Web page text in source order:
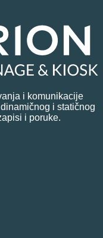
i komunikacije
i statičnog
i poruke.